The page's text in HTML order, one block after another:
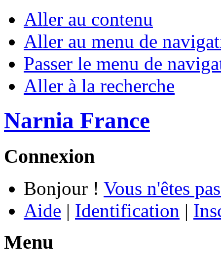
Aller au contenu
Aller au menu de
Passer le menu de
Aller à la recherche
Narnia France
Connexion
Bonjour ! Vous n'êtes
Aide | Identification |
Menu